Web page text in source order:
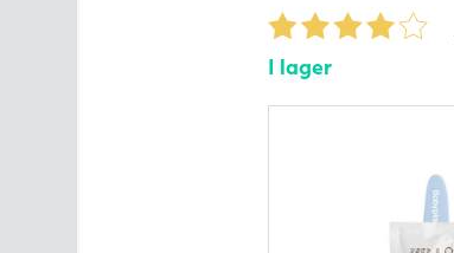
I lager